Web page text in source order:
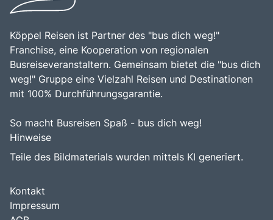
Köppel Reisen ist Partner des "bus dich weg!"
Franchise, eine Kooperation von regionalen
Busreiseveranstaltern. Gemeinsam bietet die "bus dich
weg!" Gruppe eine Vielzahl Reisen und Destinationen
mit 100% Durchführungsgarantie.
So macht Busreisen Spaß - bus dich weg!
Hinweise
Teile des Bildmaterials wurden mittels KI generiert.
Kontakt
Impressum